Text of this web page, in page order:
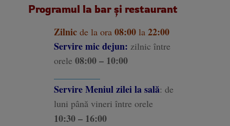
Programul la bar și restaurant
Zilnic de la ora 08:00 la 22:00
Servire mic dejun: zilnic între
orele 08:00 – 10:00
Servire Meniul zilei la sală: de
luni până vineri între orele
10:30 – 16:00